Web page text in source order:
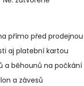
přímo před prodejnou
aj platební kartou
a běhounů na počkání
a závesů